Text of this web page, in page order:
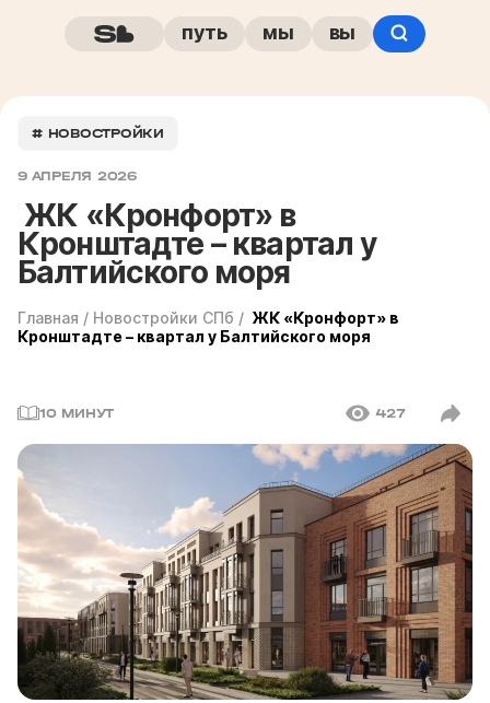
путь мы вы
# НОВОСТРОЙКИ
9 АПРЕЛЯ 2026
ЖК «Кронфорт» в
Кронштадте – квартал у
Балтийского моря
Главная / Новостройки СПб / ЖК «Кронфорт» в
Кронштадте – квартал у Балтийского моря
10 МИНУТ 427